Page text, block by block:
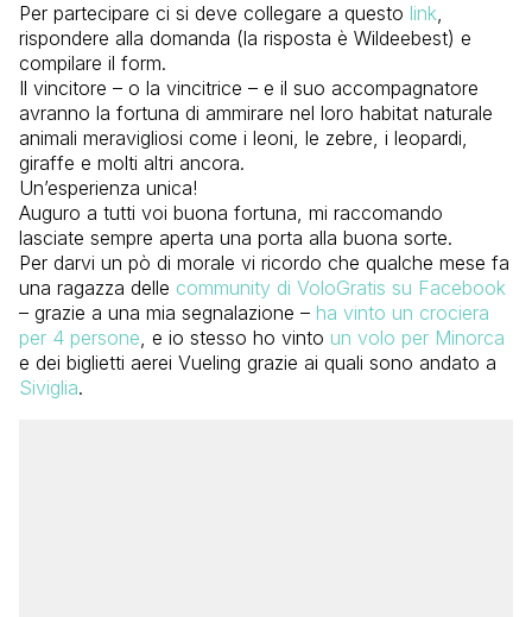
Per partecipare ci si deve collegare a questo link,
rispondere alla domanda (la risposta è Wildeebest) e
compilare il form.
Il vincitore – o la vincitrice – e il suo accompagnatore
avranno la fortuna di ammirare nel loro habitat naturale
animali meravigliosi come i leoni, le zebre, i leopardi,
giraffe e molti altri ancora.
Un’esperienza unica!
Auguro a tutti voi buona fortuna, mi raccomando
lasciate sempre aperta una porta alla buona sorte.
Per darvi un pò di morale vi ricordo che qualche mese fa
una ragazza delle community di VoloGratis su Facebook
– grazie a una mia segnalazione – ha vinto un crociera
per 4 persone, e io stesso ho vinto un volo per Minorca
e dei biglietti aerei Vueling grazie ai quali sono andato a
Siviglia.